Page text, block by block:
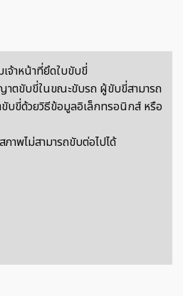
จ้าหน้าที่ยึดใบขับขี่
าตขับขี่ในขณะขับรถ ผู้ขับขี่สามารถ
บขี่ด้วยวิธีข้อมูลอิเล็กทรอนิกส์ หรือ
าพไม่สามารถขับต่อไปได้